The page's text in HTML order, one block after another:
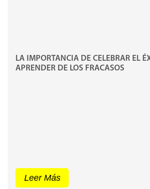
LA IMPORTANCIA DE CELEBRAR EL
APRENDER DE LOS FRACASOS
Leer Más